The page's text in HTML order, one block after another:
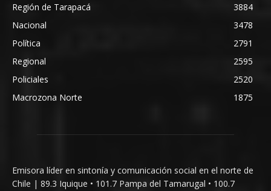
Región de Tarapacá
3884
Nacional
3478
Política
2791
Regional
2595
Policiales
2520
Macrozona Norte
1875
Emisora líder en sintonía y comunicación social en el norte de
Chile | 89.3 Iquique • 101.7 Pampa del Tamarugal • 100.7